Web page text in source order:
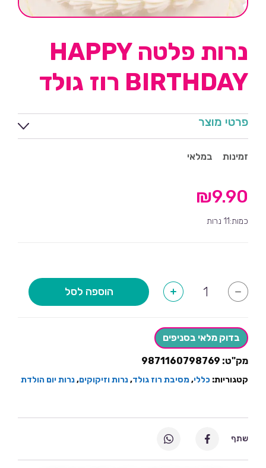
נרות פלטה HAPPY
BIRTHDAY רוז גולד
פרטי מוצר
זמינות במלאי
₪9.90
כמות:11 נרות
-
של
BIRTHDAY
רוז
גולד
+ הוספה לסל
בדוק מלאי בסניפים
מק"ט: 9871160798769
קטגוריות: כללי,מסיבת רוז גולד,נרות וזיקוקים,נרות יום הולדת
שתף